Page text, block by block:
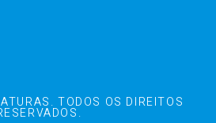
TODOS OS DIREITOS